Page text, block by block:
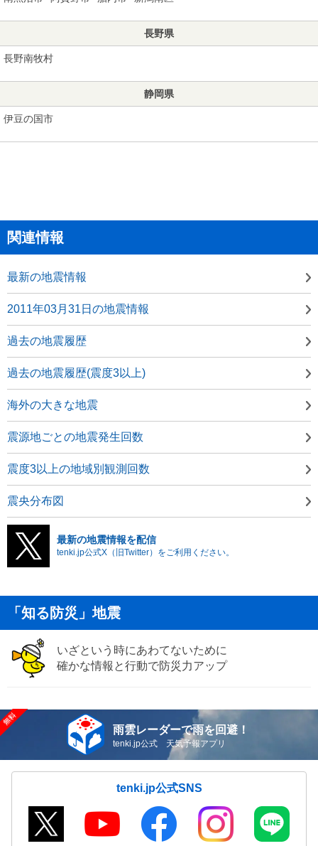
長野県
長野南牧村
静岡県
伊豆の国市
関連情報
最新の地震情報
2011年03月31日の地震情報
過去の地震履歴
過去の地震履歴(震度3以上)
海外の大きな地震
震源地ごとの地震発生回数
震度3以上の地域別観測回数
震央分布図
最新の地震情報を配信
tenki.jp公式X（旧Twitter）をご利用ください。
「知る防災」地震
いざという時にあわてないために
確かな情報と行動で防災力アップ
雨雲レーダーで雨を回避！
tenki.jp公式 天気予報アプリ
tenki.jp公式SNS